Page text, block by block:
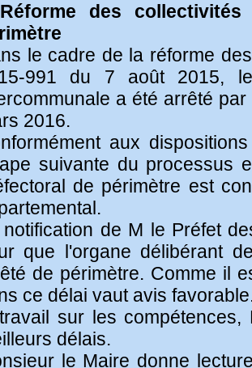
des
le cadre de la réforme
991 du 7 août 2015,
a été arrêté
2016.
aux
suivante du processus
de périmètre est
notification de M le Préfet
que l'organe délibérant
de périmètre. Comme il
ce délai vaut avis
sur les
délais.
le Maire donne